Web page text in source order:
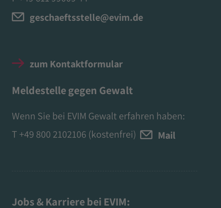
geschaeftsstelle@evim.de
zum Kontaktformular
Meldestelle gegen Gewalt
Wenn Sie bei EVIM Gewalt erfahren haben:
T +49 800 2102106 (kostenfrei) Mail
Jobs & Karriere bei EVIM: